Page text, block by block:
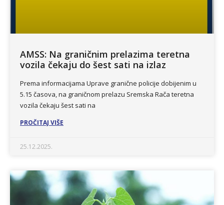
AMSS: Na graničnim prelazima teretna
vozila čekaju do šest sati na izlaz
Prema informacijama Uprave granične policije dobijenim u
5.15 časova, na graničnom prelazu Sremska Rača teretna
vozila čekaju šest sati na
PROČITAJ VIŠE
25.12.2025.